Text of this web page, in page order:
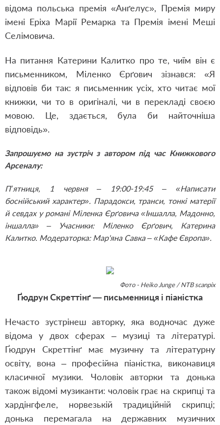
відома польська премія «Анґелус», Премія миру
імені Еріха Марії Ремарка та Премія імені Меші
Селімовича.
На питання Катерини Калитко про те, чиїм він є
письменником, Міленко Єрґович зізнався: «Я
відповів би так: я письменник усіх, хто читає мої
книжки, чи то в оригіналі, чи в перекладі своєю
мовою. Це, здається, була би найточніша
відповідь».
Запрошуємо на зустріч з автором під час Книжкового
Арсеналу:
П’ятниця, 1 червня – 19:00-19:45 – «Написати
боснійський характер». Парадокси, транси, тонкі матерії
й севдах у романі Міленка Єрґовича «Іншалла, Мадонно,
іншалла» – Учасники: Міленко Єрґович, Катерина
Калитко. Модераторка: Мар'яна Савка – «Кафе Європа».
Фото - Heiko Junge / NTB scanpix
Ґюдрун Скреттінґ — письменниця і піаністка
Нечасто зустрінеш авторку, яка водночас дуже
відома у двох сферах – музиці та літературі.
Ґюдрун Скреттінґ має музичну та літературну
освіту, вона – професійна піаністка, виконавиця
класичної музики. Чоловік авторки та донька
також відомі музиканти: чоловік грає на скрипці та
хардінгфеле, норвезькій традиційній скрипці;
донька перемагала на державних музичних